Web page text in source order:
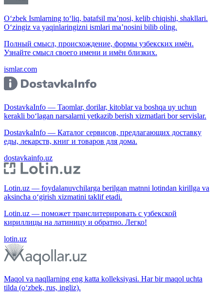
O‘zbek Ismlarning to‘liq, batafsil ma’nosi, kelib chiqishi, shakllari.
O‘zingiz va yaqinlaringizni ismlari ma’nosini bilib oling.
Полный смысл, происхождение, формы узбекских имён.
Узнайте смысл своего имени и имён близких.
ismlar.com
DostavkaInfo — Taomlar, dorilar, kitoblar va boshqa uy uchun
kerakli bo‘lagan narsalarni yetkazib berish xizmatlari bor servislar.
DostavkaInfo — Каталог сервисов, предлагающих доставку
еды, лекарств, книг и товаров для дома.
dostavkainfo.uz
Lotin.uz — foydalanuvchilarga berilgan matnni lotindan kirillga va
aksincha o‘girish xizmatini taklif etadi.
Lotin.uz — поможет транслитерировать с узбекской
кириллицы на латиницу и обратно. Легко!
lotin.uz
Maqol va naqllarning eng katta kolleksiyasi. Har bir maqol uchta
tilda (o‘zbek, rus, ingliz).